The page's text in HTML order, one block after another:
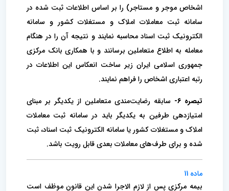
اشخاص موجر و مستاجر) را بر اساس اطلاعات ثبت شده در
سامانه ثبت معاملات املاک و مستغلات کشور و سامانه
الکترونیک ثبت اسناد محاسبه نمایند و نتیجه آن را در هنگام
معامله به اطلاع متعاملین برسانند و با همکاری بانک مرکزی
جمهوری اسلامی ایران زیر ساخت انعکاس این اطلاعات در
رتبه اعتباری اشخاص را فراهم نمایند.
تبصره 6-
سابقه رضایت‌مندی متعاملین از یکدیگر بر مبنای
امتیازدهی طرفین به یکدیگر باید در سامانه ثبت معاملات
املاک و مستغلات کشور یا سامانه الکترونیک ثبت اسناد، ثبت
شده و برای طرف‌های معاملات بعدی قابل رویت باشد.
ماده 11
بیمه مرکزی پس از لازم الاجرا شدن این قانون موظف است